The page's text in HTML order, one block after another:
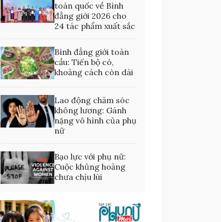
toàn quốc về Bình
đẳng giới 2026 cho
24 tác phẩm xuất sắc
Bình đẳng giới toàn
cầu: Tiến bộ có,
khoảng cách còn dài
Lao động chăm sóc
không lương: Gánh
nặng vô hình của phụ
nữ
Bạo lực với phụ nữ:
Cuộc khủng hoảng
chưa chịu lùi